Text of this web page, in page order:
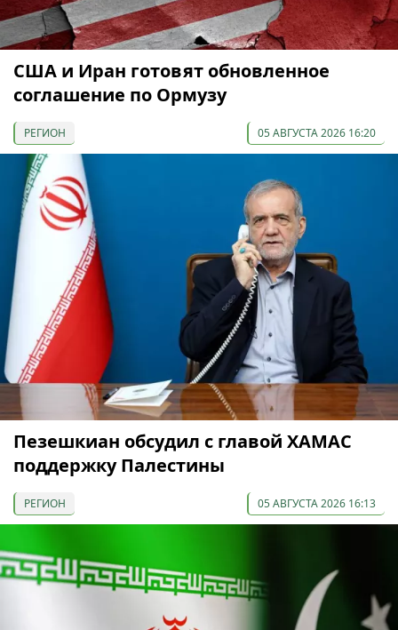
США и Иран готовят обновленное
соглашение по Ормузу
РЕГИОН 05 АВГУСТА 2026 16:20
Пезешкиан обсудил с главой ХАМАС
поддержку Палестины
РЕГИОН 05 АВГУСТА 2026 16:13